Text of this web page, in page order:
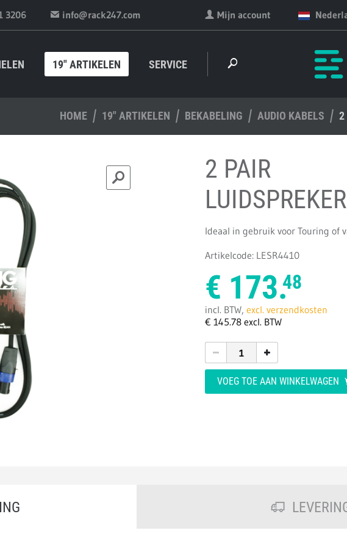
3206 info@rack247.com
Deutsch
Français
Mijn account
19" ARTIKELEN SERVICE
HOME 19" ARTIKELEN BEKABELING AUDIO KABELS 2
2 PAIR
Ideaal in gebruik voor Touring of
Artikelcode: LESR4410
€ 173.48
incl. BTW, excl. verzendkosten
€ 145.78excl. BTW
VOEG TOE AAN WINKELWAGEN